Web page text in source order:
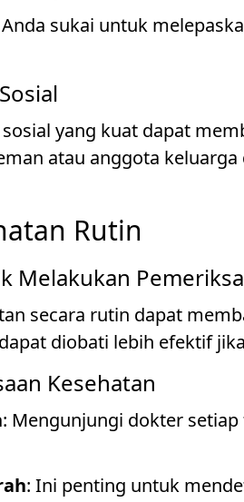
sukai untuk
yang kuat dapat
atau anggota
Rutin
Melakukan
secara rutin dapat
diobati lebih efektif
Kesehatan
: Mengunjungi dokter
: Ini penting untuk